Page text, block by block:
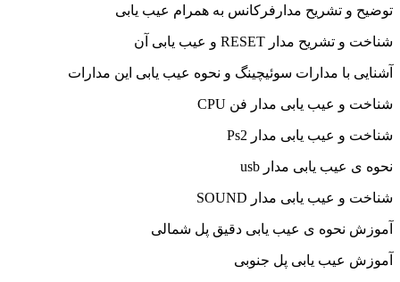
توضیح و تشریح مدارفرکانس به همرام عیب یابی
شناخت و تشریح مدار RESET و عیب یابی آن
آشنایی با مدارات سوئیچینگ و نحوه عیب یابی این مدارات
شناخت و عیب یابی مدار فن CPU
شناخت و عیب یابی مدار Ps2
نحوه ی عیب یابی مدار usb
شناخت و عیب یابی مدار SOUND
آموزش نحوه ی عیب یابی دقیق پل شمالی
آموزش عیب یابی پل جنوبی